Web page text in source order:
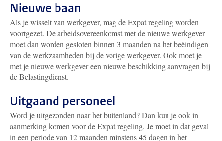
Nieuwe baan
Als je wisselt van werkgever, mag de Expat regeling worden
voortgezet. De arbeidsovereenkomst met de nieuwe werkgever
moet dan worden gesloten binnen 3 maanden na het beëindigen
van de werkzaamheden bij de vorige werkgever. Ook moet je
met je nieuwe werkgever een nieuwe beschikking aanvragen bij
de Belastingdienst.
Uitgaand personeel
Word je uitgezonden naar het buitenland? Dan kun je ook in
aanmerking komen voor de Expat regeling. Je moet in dat geval
in een periode van 12 maanden minstens 45 dagen in het